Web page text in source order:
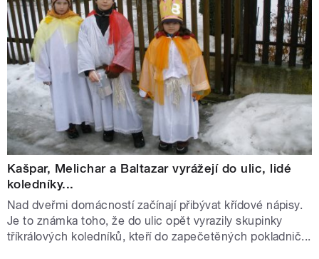
Kašpar, Melichar a Baltazar vyrážejí do ulic, lidé
koledníky...
Nad dveřmi domácností začínají přibývat křídové nápisy.
Je to známka toho, že do ulic opět vyrazily skupinky
tříkrálových koledníků, kteří do zapečetěných pokladnič...